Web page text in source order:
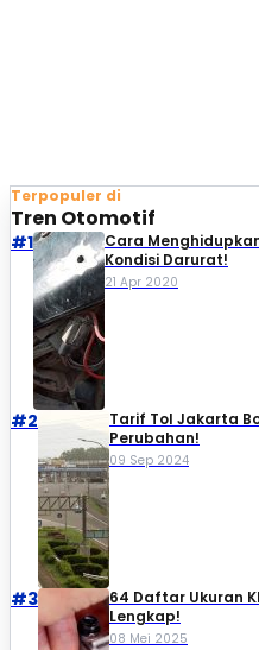
Terpopuler di
Tren Otomotif
#1
Cara
Kondisi Darurat!
21 Apr 2020
#2
Tarif Tol Jakarta
Perubahan!
09 Sep 2024
#3
64 Daftar Ukuran
Lengkap!
08 Mei 2025